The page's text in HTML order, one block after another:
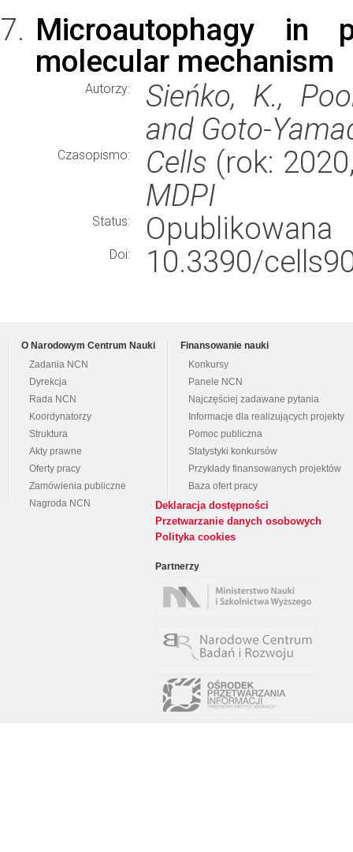
Microautophagy in
molecular mechanism
Autorzy:
Sieńko, K.,
and Goto-
Czasopismo: Cells (rok:
MDPI
Status: Opublikowana
Doi: 10.3390/
O Narodowym Centrum Nauki
Zadania NCN
Dyrekcja
Rada NCN
Koordynatorzy
Struktura
Akty prawne
Oferty pracy
Zamówienia publiczne
Nagroda NCN
Finansowanie nauki
Konkursy
Panele NCN
Najczęściej zadawane pytania
Informacje dla realizujących projekty
Pomoc publiczna
Statystyki konkursów
Przykłady finansowanych projektów
Baza ofert pracy
Deklaracja dostępności
Przetwarzanie danych osobowych
Polityka cookies
Partnerzy